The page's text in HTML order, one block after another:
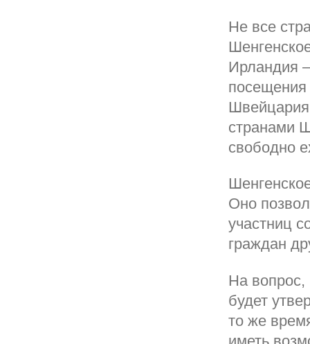
Не все
Ирландия
посещения
странами
свободно
Оно
участниц
граждан
На вопрос,
будет
то же